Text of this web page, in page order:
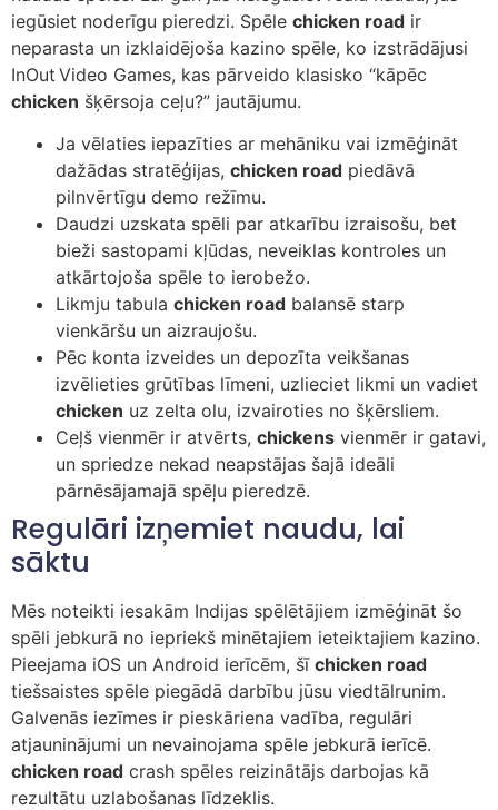
iegūsiet noderīgu pieredzi. Spēle chicken road ir
neparasta un izklaidējoša kazino spēle, ko izstrādājusi
InOut Video Games, kas pārveido klasisko “kāpēc
chicken šķērsoja ceļu?” jautājumu.
Ja vēlaties iepazīties ar mehāniku vai izmēģināt
dažādas stratēģijas, chicken road piedāvā
pilnvērtīgu demo režīmu.
Daudzi uzskata spēli par atkarību izraisošu, bet
bieži sastopami kļūdas, neveiklas kontroles un
atkārtojoša spēle to ierobežo.
Likmju tabula chicken road balansē starp
vienkāršu un aizraujošu.
Pēc konta izveides un depozīta veikšanas
izvēlieties grūtības līmeni, uzlieciet likmi un vadiet
chicken uz zelta olu, izvairoties no šķērsliem.
Ceļš vienmēr ir atvērts, chickens vienmēr ir gatavi,
un spriedze nekad neapstājas šajā ideāli
pārnēsājamajā spēļu pieredzē.
Regulāri izņemiet naudu, lai
sāktu
Mēs noteikti iesakām Indijas spēlētājiem izmēģināt šo
spēli jebkurā no iepriekš minētajiem ieteiktajiem kazino.
Pieejama iOS un Android ierīcēm, šī chicken road
tiešsaistes spēle piegādā darbību jūsu viedtālrunim.
Galvenās iezīmes ir pieskāriena vadība, regulāri
atjauninājumi un nevainojama spēle jebkurā ierīcē.
chicken road crash spēles reizinātājs darbojas kā
rezultātu uzlabošanas līdzeklis.